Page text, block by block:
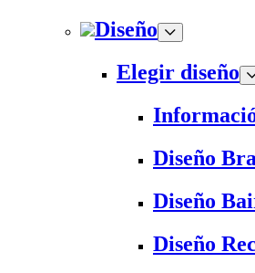
Diseño
Elegir diseño
Diseño
Diseño
Diseño